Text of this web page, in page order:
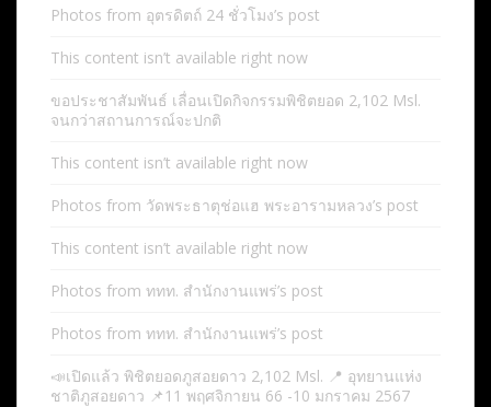
Photos from อุตรดิตถ์ 24 ชั่วโมง’s post
This content isn’t available right now
ขอประชาสัมพันธ์ เลื่อนเปิดกิจกรรมพิชิตยอด 2,102 Msl.
จนกว่าสถานการณ์จะปกติ
This content isn’t available right now
Photos from วัดพระธาตุช่อแฮ พระอารามหลวง’s post
This content isn’t available right now
Photos from ททท. สำนักงานแพร่’s post
Photos from ททท. สำนักงานแพร่’s post
📣เปิดแล้ว พิชิตยอดภูสอยดาว 2,102 Msl. 📍 อุทยานแห่ง
ชาติภูสอยดาว 📌11 พฤศจิกายน 66 -10 มกราคม 2567